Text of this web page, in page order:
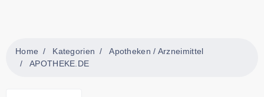
Home Kategorien
Apotheken / Arzneimittel
APOTHEKE.DE